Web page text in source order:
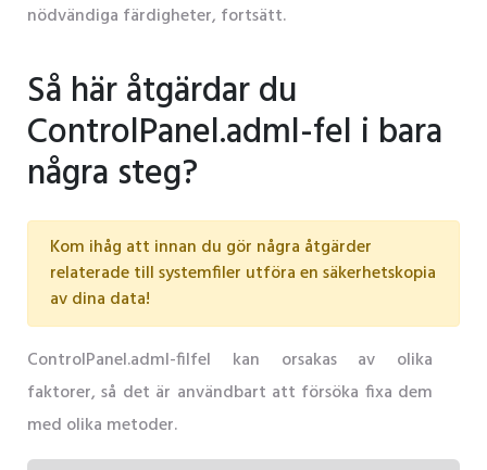
nödvändiga färdigheter, fortsätt.
Så här åtgärdar du
ControlPanel.adml-fel i bara
några steg?
Kom ihåg att innan du gör några åtgärder
relaterade till systemfiler utföra en säkerhetskopia
av dina data!
ControlPanel.adml-filfel kan orsakas av olika
faktorer, så det är användbart att försöka fixa dem
med olika metoder.